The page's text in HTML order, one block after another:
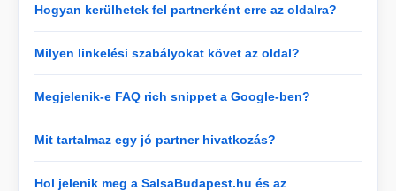
Hogyan kerülhetek fel partnerként erre az oldalra?
Milyen linkelési szabályokat követ az oldal?
Megjelenik-e FAQ rich snippet a Google-ben?
Mit tartalmaz egy jó partner hivatkozás?
Hol jelenik meg a SalsaBudapest.hu és az